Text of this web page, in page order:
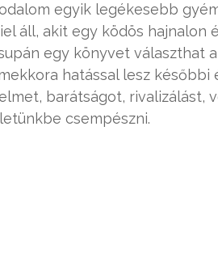
egyik legékesebb
áll, akit egy ködös hajnalon
egy könyvet választhat
hatással lesz későbbi
barátságot, rivalizálást,
csempészni.